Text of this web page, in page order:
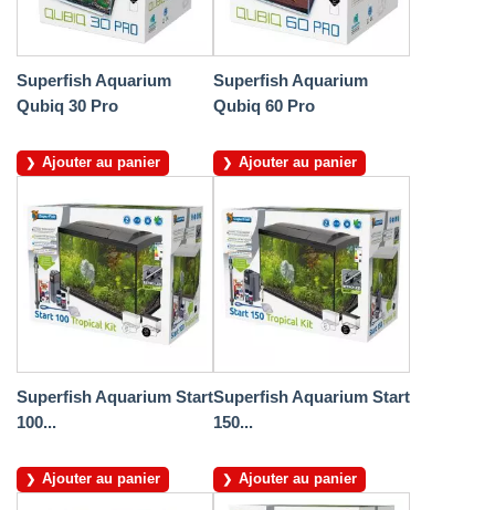
Superfish Aquarium
Qubiq 30 Pro
Ajouter au panier
Superfish Aquarium
Qubiq 60 Pro
Ajouter au panier
Superfish Aquarium Start
100...
Ajouter au panier
Superfish Aquarium Start
150...
Ajouter au panier